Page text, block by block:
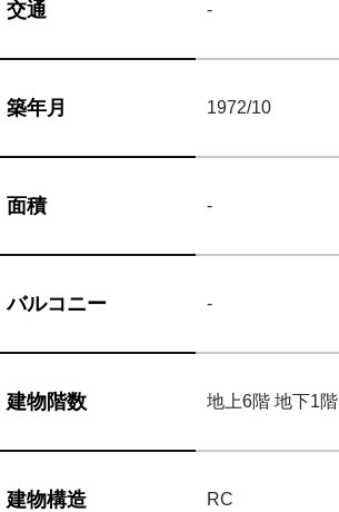
交通 -
築年月 1972/10
面積 -
バルコニー -
建物階数 地上6階 地下1階
建物構造 RC